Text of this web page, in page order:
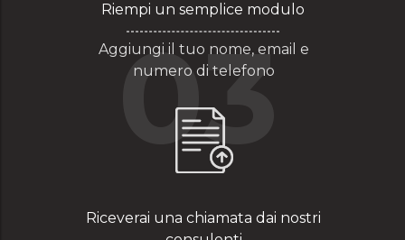
03
Riempi un semplice modulo
Aggiungi il tuo nome, email e
numero di telefono
Riceverai una chiamata dai nostri